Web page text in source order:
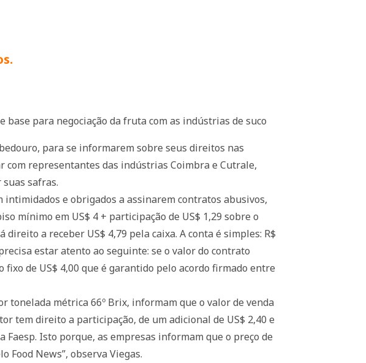
para negociação da fruta com as indústrias de suco
para se informarem sobre seus direitos nas
com representantes das indústrias Coimbra e Cutrale,
safras.
intimidados e obrigados a assinarem contratos abusivos,
mínimo em US$ 4 + participação de US$ 1,29 sobre o
a receber US$ 4,79 pela caixa. A conta é simples: R$
estar atento ao seguinte: se o valor do contrato
de US$ 4,00 que é garantido pelo acordo firmado entre
tonelada métrica 66º Brix, informam que o valor de venda
tem direito a participação, de um adicional de US$ 2,40 e
Faesp. Isto porque, as empresas informam que o preço de
Food News”, observa Viegas.